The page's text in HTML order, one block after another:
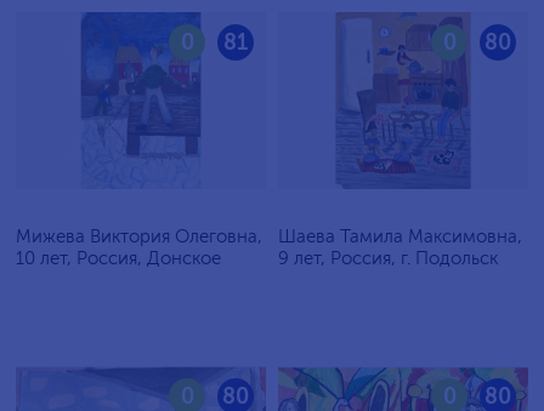
81
0
Мижева Виктория Олеговна,
10 лет, Россия, Донское
80
0
Шаева Тамила Максимовна,
9 лет, Россия, г. Подольск
80
0 80
0